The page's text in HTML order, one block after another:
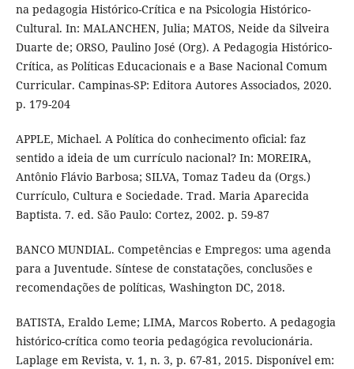
na pedagogia Histórico-Crítica e na Psicologia Histórico-
Cultural. In: MALANCHEN, Julia; MATOS, Neide da Silveira
Duarte de; ORSO, Paulino José (Org). A Pedagogia Histórico-
Crítica, as Políticas Educacionais e a Base Nacional Comum
Curricular. Campinas-SP: Editora Autores Associados, 2020.
p. 179-204
APPLE, Michael. A Política do conhecimento oficial: faz
sentido a ideia de um currículo nacional? In: MOREIRA,
Antônio Flávio Barbosa; SILVA, Tomaz Tadeu da (Orgs.)
Currículo, Cultura e Sociedade. Trad. Maria Aparecida
Baptista. 7. ed. São Paulo: Cortez, 2002. p. 59-87
BANCO MUNDIAL. Competências e Empregos: uma agenda
para a Juventude. Síntese de constatações, conclusões e
recomendações de políticas, Washington DC, 2018.
BATISTA, Eraldo Leme; LIMA, Marcos Roberto. A pedagogia
histórico-crítica como teoria pedagógica revolucionária.
Laplage em Revista, v. 1, n. 3, p. 67-81, 2015. Disponível em: